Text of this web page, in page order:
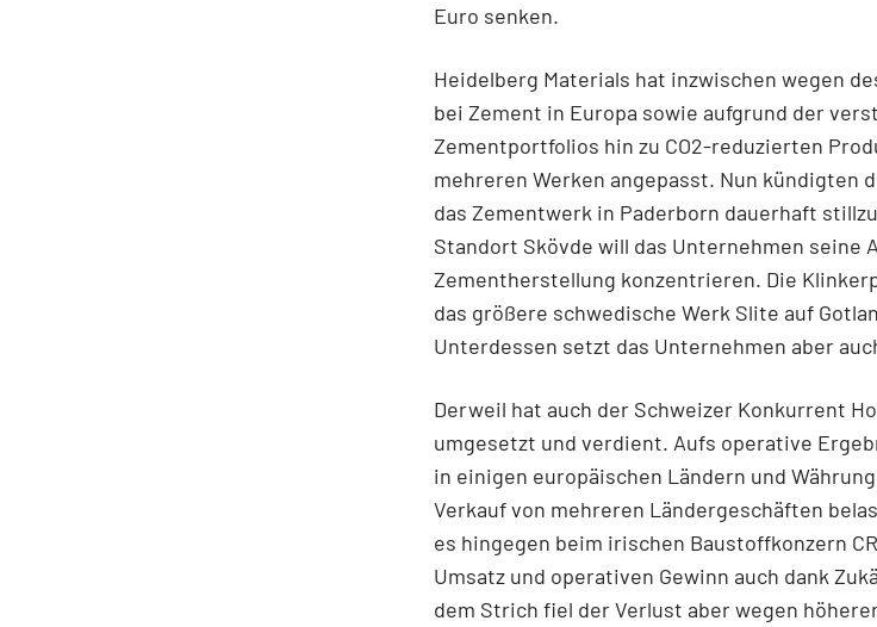
Euro senken.
Heidelberg Materials hat inzwischen wegen
bei Zement in Europa sowie aufgrund der
Zementportfolios hin zu CO2-reduzierten
mehreren Werken angepasst. Nun kündigten
das Zementwerk in Paderborn dauerhaft
Standort Skövde will das Unternehmen seine
Zementherstellung konzentrieren. Die
das größere schwedische Werk Slite auf
Unterdessen setzt das Unternehmen aber
Derweil hat auch der Schweizer Konkurrent
umgesetzt und verdient. Aufs operative
in einigen europäischen Ländern und
Verkauf von mehreren Ländergeschäften
es hingegen beim irischen Baustoffkonzern
Umsatz und operativen Gewinn auch dank
dem Strich fiel der Verlust aber wegen